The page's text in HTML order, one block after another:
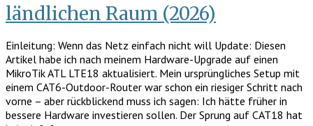
ländlichen Raum (2026)
Einleitung: Wenn das Netz einfach nicht will Update: Diesen
Artikel habe ich nach meinem Hardware-Upgrade auf einen
MikroTik ATL LTE18 aktualisiert. Mein ursprüngliches Setup mit
einem CAT6-Outdoor-Router war schon ein riesiger Schritt nach
vorne – aber rückblickend muss ich sagen: Ich hätte früher in
bessere Hardware investieren sollen. Der Sprung auf CAT18 hat